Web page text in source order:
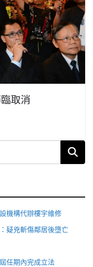
取消
機構代辦樓宇維修
疑兇斬傷鄰居後墮亡
任期內完成立法